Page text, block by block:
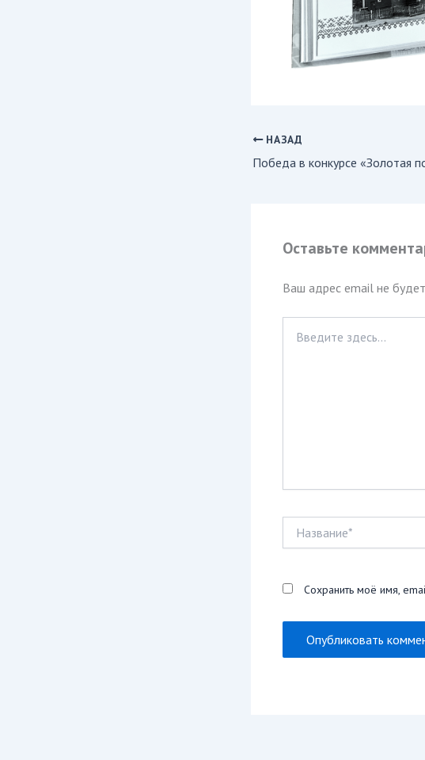
НАЗАД
Оставьте
Ваш адрес email не
здесь...
Сохранить моё имя,